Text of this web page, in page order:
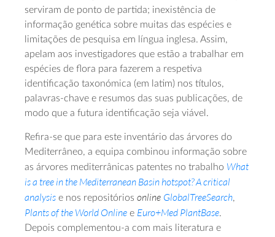
serviram de ponto de partida; inexistência de
informação genética sobre muitas das espécies e
limitações de pesquisa em língua inglesa. Assim,
apelam aos investigadores que estão a trabalhar em
espécies de flora para fazerem a respetiva
identificação taxonómica (em latim) nos títulos,
palavras-chave e resumos das suas publicações, de
modo que a futura identificação seja viável.
Refira-se que para este inventário das árvores do
Mediterrâneo, a equipa combinou informação sobre
as árvores mediterrânicas patentes no trabalho What
is a tree in the Mediterranean Basin hotspot? A critical
analysis e nos repositórios online GlobalTreeSearch,
Plants of the World Online e Euro+Med PlantBase.
Depois complementou-a com mais literatura e